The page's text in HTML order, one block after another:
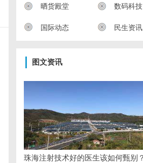
晒货殿堂 数码科技
国际动态 民生资讯
图文资讯